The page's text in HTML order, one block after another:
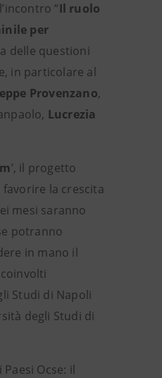
“Il ruolo
per
delle questioni
in particolare al
Provenzano,
Lucrezia
’, il progetto
favorire la crescita
mesi saranno
potranno
in mano il
Studi di Napoli
degli Studi di
Ocse: il